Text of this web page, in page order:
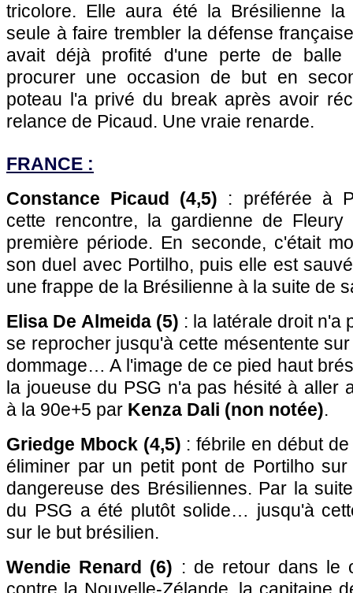
tricolore. Elle aura été la Brésilienne
seule à faire trembler la défense
avait déjà profité d'une perte de
procurer une occasion de but en
poteau l'a privé du break après avoir
relance de Picaud. Une vraie renarde.
FRANCE :
Constance Picaud (4,5) : préférée à
cette rencontre, la gardienne de
première période. En seconde, c'était
son duel avec Portilho, puis elle est
une frappe de la Brésilienne à la suite de
Elisa De Almeida (5) : la latérale droit n'a
se reprocher jusqu'à cette mésentente
dommage… A l'image de ce pied haut
la joueuse du PSG n'a pas hésité à aller
à la 90e+5 par Kenza Dali (non notée).
Griedge Mbock (4,5) : fébrile en début
éliminer par un petit pont de Portilho
dangereuse des Brésiliennes. Par la
du PSG a été plutôt solide… jusqu'à
sur le but brésilien.
Wendie Renard (6) : de retour dans le